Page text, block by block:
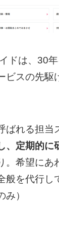
ドは、30
ビスの先駆
ばれる担当
、定期的に
。希望にあ
般を代行し
）